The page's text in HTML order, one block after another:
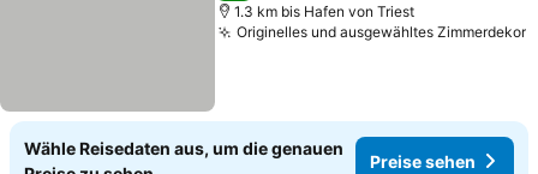
1.3 km bis Hafen von Triest
Originelles und ausgewähltes Zimmerdekor
Wähle Reisedaten aus, um die genauen
Preise sehen